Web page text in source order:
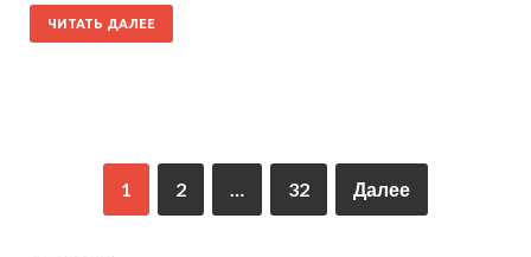
ЧИТАТЬ ДАЛЕЕ
1 2 32 Далее